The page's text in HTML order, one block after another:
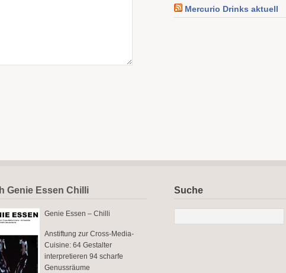
Mercurio Drinks aktuell
Genie Essen Chilli
Genie Essen – Chilli
Anstiftung zur Cross-Media-
Cuisine: 64 Gestalter
interpretieren 94 scharfe
Genussräume
Suche